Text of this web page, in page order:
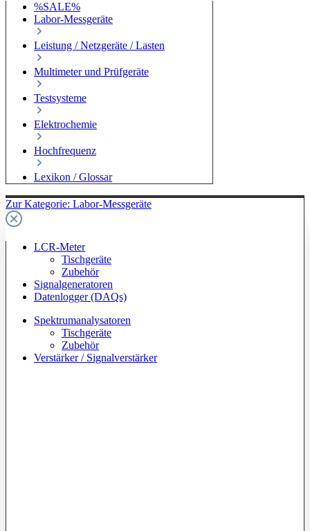
%SALE%
Labor-Messgeräte
Leistung / Netzgeräte / Lasten
Multimeter und Prüfgeräte
Testsysteme
Elektrochemie
Hochfrequenz
Lexikon / Glossar
Zur Kategorie: Labor-Messgeräte
LCR-Meter
Tischgeräte
Zubehör
Signalgeneratoren
Datenlogger (DAQs)
Spektrumanalysatoren
Tischgeräte
Zubehör
Verstärker / Signalverstärker